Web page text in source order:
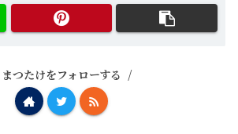
まつたけをフォローする